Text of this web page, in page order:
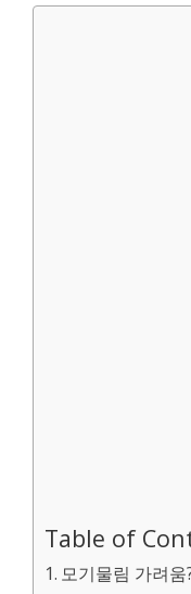
Table of
모기물림 가려